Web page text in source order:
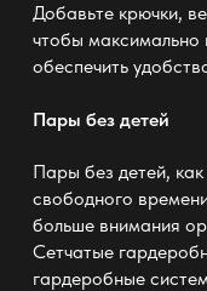
Добавьте крючки,
чтобы максимально
обеспечить
Пары без детей
Пары без детей,
свободного
больше внимания
Сетчатые
гардеробные